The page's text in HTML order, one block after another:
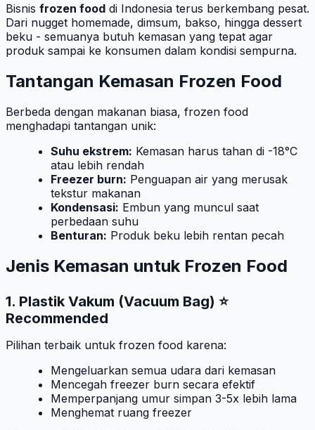
Bisnis frozen food di Indonesia terus berkembang pesat.
Dari nugget homemade, dimsum, bakso, hingga dessert
beku - semuanya butuh kemasan yang tepat agar
produk sampai ke konsumen dalam kondisi sempurna.
Tantangan Kemasan Frozen Food
Berbeda dengan makanan biasa, frozen food
menghadapi tantangan unik:
Suhu ekstrem: Kemasan harus tahan di -18°C
atau lebih rendah
Freezer burn: Penguapan air yang merusak
tekstur makanan
Kondensasi: Embun yang muncul saat
perbedaan suhu
Benturan: Produk beku lebih rentan pecah
Jenis Kemasan untuk Frozen Food
1. Plastik Vakum (Vacuum Bag) ⭐
Recommended
Pilihan terbaik untuk frozen food karena:
Mengeluarkan semua udara dari kemasan
Mencegah freezer burn secara efektif
Memperpanjang umur simpan 3-5x lebih lama
Menghemat ruang freezer